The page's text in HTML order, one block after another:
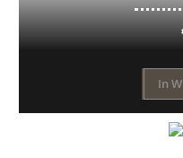
In